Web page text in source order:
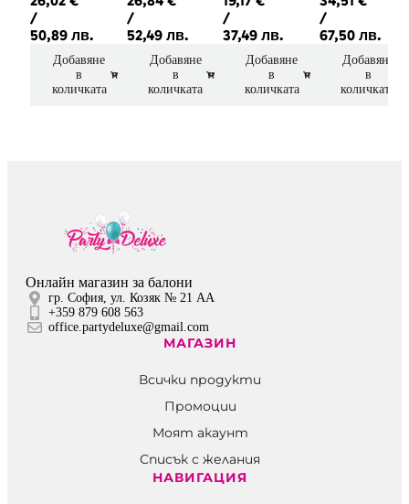
CM
БЕЖОВО
ЗЛАТИСТО
В ЦВЯТ
/
50,89 лв.
Добавяне
в
количката
КАФЯВО
СИНЯ
ПОЛИРЕЗИНОВА
АКСЕСОАРИ
/
52,49 лв.
Добавяне
в
количката
ЧЕРНО
БЯЛА
ПОЛИРЕЗИНОВА
АКСЕСОАРИ
/
37,49 лв.
Добавяне
в
количката
CM
БЯЛО
РОЗОВО
/
67,50 лв.
Добавяне
в
количката
Онлайн магазин за балони
гр. София, ул. Козяк № 21 АА
+359 879 608 563
office.partydeluxe@gmail.com
МАГАЗИН
Всички продукти
Промоции
Моят акаунт
Списък с желания
НАВИГАЦИЯ